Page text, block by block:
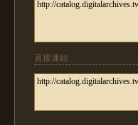
直接連結